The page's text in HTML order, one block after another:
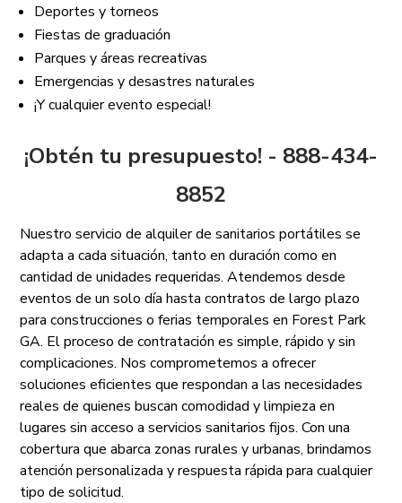
Deportes y torneos
Fiestas de graduación
Parques y áreas recreativas
Emergencias y desastres naturales
¡Y cualquier evento especial!
¡Obtén tu presupuesto! - 888-434-
8852
Nuestro servicio de alquiler de sanitarios portátiles se
adapta a cada situación, tanto en duración como en
cantidad de unidades requeridas. Atendemos desde
eventos de un solo día hasta contratos de largo plazo
para construcciones o ferias temporales en Forest Park
GA. El proceso de contratación es simple, rápido y sin
complicaciones. Nos comprometemos a ofrecer
soluciones eficientes que respondan a las necesidades
reales de quienes buscan comodidad y limpieza en
lugares sin acceso a servicios sanitarios fijos. Con una
cobertura que abarca zonas rurales y urbanas, brindamos
atención personalizada y respuesta rápida para cualquier
tipo de solicitud.